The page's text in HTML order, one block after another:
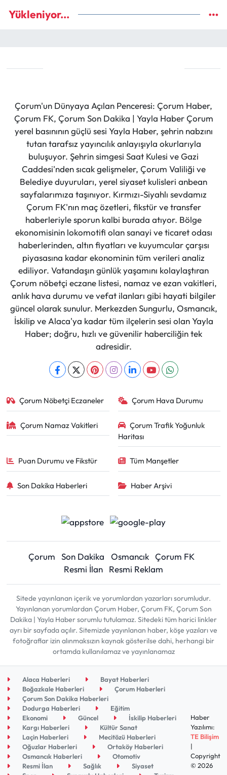
Yükleniyor...
Çorum'un Dünyaya Açılan Penceresi: Çorum Haber,
Çorum FK, Çorum Son Dakika | Yayla Haber Çorum
yerel basınının güçlü sesi Yayla Haber, şehrin nabzını
tutan tarafsız yayıncılık anlayışıyla okurlarıyla
buluşuyor. Şehrin simgesi Saat Kulesi ve Gazi
Caddesi'nden sıcak gelişmeler, Çorum Valiliği ve
Belediye duyuruları, yerel siyaset kulisleri anbean
sayfalarımıza taşınıyor. Kırmızı-Siyahlı sevdamız
Çorum FK'nın maç özetleri, fikstür ve transfer
haberleriyle sporun kalbi burada atıyor. Bölge
ekonomisinin lokomotifi olan sanayi ve ticaret odası
haberlerinden, altın fiyatları ve kuyumcular çarşısı
piyasasına kadar ekonominin tüm verileri analiz
ediliyor. Vatandaşın günlük yaşamını kolaylaştıran
Çorum nöbetçi eczane listesi, namaz ve ezan vakitleri,
anlık hava durumu ve vefat ilanları gibi hayati bilgiler
güncel olarak sunulur. Merkezden Sungurlu, Osmancık,
İskilip ve Alaca'ya kadar tüm ilçelerin sesi olan Yayla
Haber; doğru, hızlı ve güvenilir haberciliğin tek
adresidir.
Çorum Nöbetçi Eczaneler Çorum Hava Durumu
Çorum Namaz Vakitleri
Çorum Trafik Yoğunluk
Haritası
Puan Durumu ve Fikstür Tüm Manşetler
Son Dakika Haberleri Haber Arşivi
Çorum Son Dakika Osmancık Çorum FK
Resmi İlan
Resmi Reklam
Sitede yayınlanan içerik ve yorumlardan yazarları sorumludur.
Yayınlanan yorumlardan Çorum Haber, Çorum FK, Çorum Son
Dakika | Yayla Haber sorumlu tutulamaz. Sitedeki tüm harici linkler
ayrı bir sayfada açılır. Sitemizde yayınlanan haber, köşe yazıları ve
fotoğraflar izin alınmaksızın kaynak gösterilse dahi, herhangi bir
ortamda kullanılamaz ve yayınlanamaz
Alaca Haberleri
Bayat Haberleri
Boğazkale Haberleri
Çorum Haberleri
Çorum Son Dakika Haberleri
Dodurga Haberleri
Eğitim
Ekonomi
Güncel
İskilip Haberleri
Kargı Haberleri
Kültür Sanat
Laçin Haberleri
Mecitözü Haberleri
Oğuzlar Haberleri
Ortaköy Haberleri
Osmancık Haberleri
Otomotiv
Resmi İlan
Sağlık
Siyaset
Haber
Yazılımı:
TE Bilişim
|
Copyright
© 2026